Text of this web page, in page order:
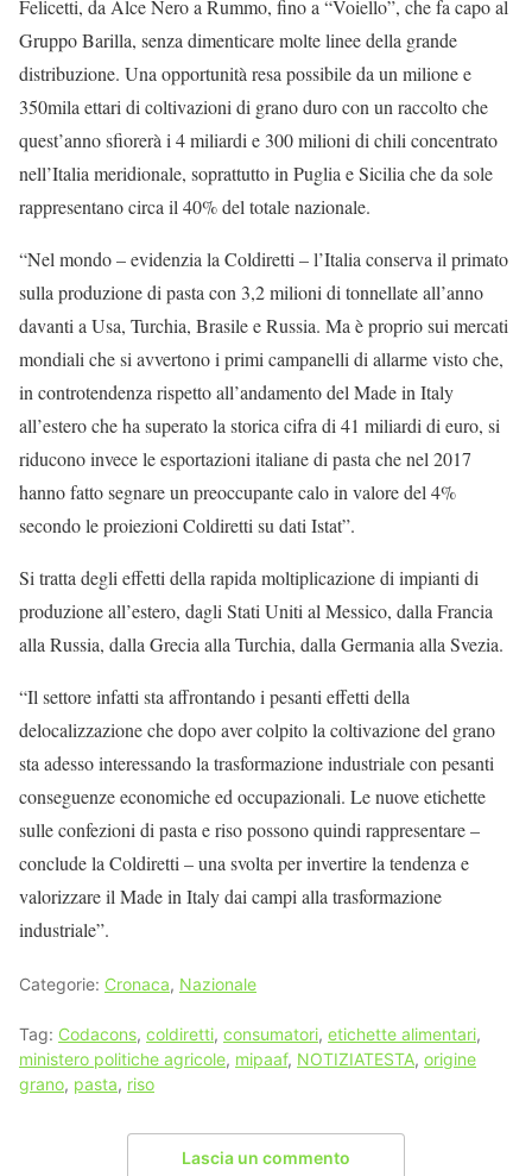
Felicetti, da Alce Nero a Rummo, fino a “Voiello”, che fa capo al
Gruppo Barilla, senza dimenticare molte linee della grande
distribuzione. Una opportunità resa possibile da un milione e
350mila ettari di coltivazioni di grano duro con un raccolto che
quest’anno sfiorerà i 4 miliardi e 300 milioni di chili concentrato
nell’Italia meridionale, soprattutto in Puglia e Sicilia che da sole
rappresentano circa il 40% del totale nazionale.
“Nel mondo – evidenzia la Coldiretti – l’Italia conserva il primato
sulla produzione di pasta con 3,2 milioni di tonnellate all’anno
davanti a Usa, Turchia, Brasile e Russia. Ma è proprio sui mercati
mondiali che si avvertono i primi campanelli di allarme visto che,
in controtendenza rispetto all’andamento del Made in Italy
all’estero che ha superato la storica cifra di 41 miliardi di euro, si
riducono invece le esportazioni italiane di pasta che nel 2017
hanno fatto segnare un preoccupante calo in valore del 4%
secondo le proiezioni Coldiretti su dati Istat”.
Si tratta degli effetti della rapida moltiplicazione di impianti di
produzione all’estero, dagli Stati Uniti al Messico, dalla Francia
alla Russia, dalla Grecia alla Turchia, dalla Germania alla Svezia.
“Il settore infatti sta affrontando i pesanti effetti della
delocalizzazione che dopo aver colpito la coltivazione del grano
sta adesso interessando la trasformazione industriale con pesanti
conseguenze economiche ed occupazionali. Le nuove etichette
sulle confezioni di pasta e riso possono quindi rappresentare –
conclude la Coldiretti – una svolta per invertire la tendenza e
valorizzare il Made in Italy dai campi alla trasformazione
industriale”.
Categorie: Cronaca, Nazionale
Tag: Codacons, coldiretti, consumatori, etichette alimentari,
ministero politiche agricole, mipaaf, NOTIZIATESTA, origine
grano, pasta, riso
Lascia un commento